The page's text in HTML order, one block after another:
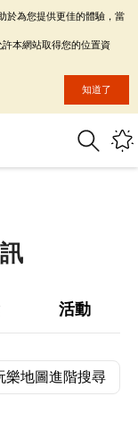
活動
樂地圖進階搜尋
於為您提供更佳的體驗，當
本網站取得您的位置資
知道了